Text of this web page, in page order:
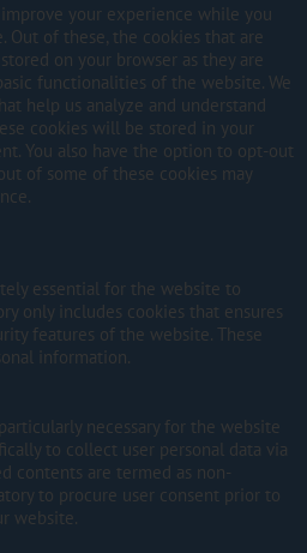
your experience while you
Out of these, the cookies that are
on your browser as they are
functionalities of the website. We
help us analyze and understand
cookies will be stored in your
You also have the option to opt-out
of some of these cookies may
essential for the website to
only includes cookies that ensures
features of the website. These
information.
necessary for the website
to collect user personal data via
contents are termed as non-
to procure user consent prior to
website.